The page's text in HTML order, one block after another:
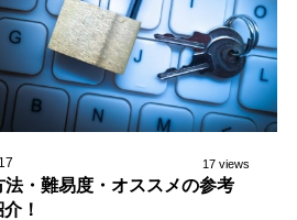
17 views
・難易度・オススメの参考
！